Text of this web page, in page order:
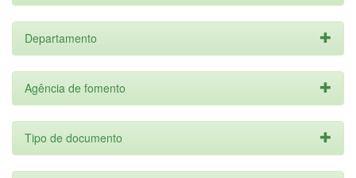
Departamento
Agência de fomento
Tipo de documento